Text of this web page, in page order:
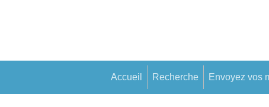
Accueil Recherche Envoyez vos